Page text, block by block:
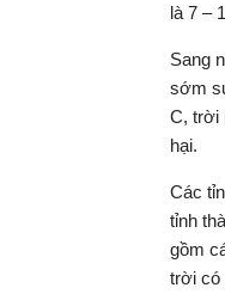
là 7 –
Sang
sớm
C, trời
hại.
Các
tỉnh
gồm
trời có